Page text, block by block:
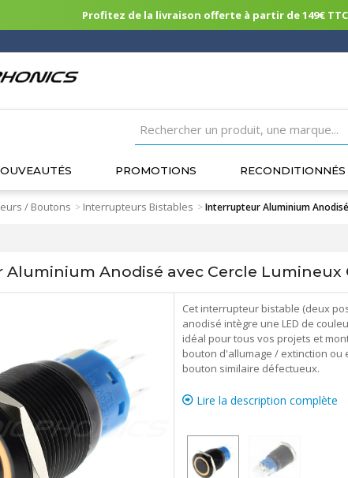
Profitez de la livraison offerte à partir de 149€
PROMOTIONS RECONDITIONNÉS
/ Boutons > Interrupteurs Bistables >Interrupteur Aluminium
Anodisé avec Cercle Lumineux
Cet interrupteur bistable (deux
anodisé intègre une LED de
idéal pour tous vos projets et
bouton d'allumage / extinction ou
bouton similaire défectueux.
Lire la description complète